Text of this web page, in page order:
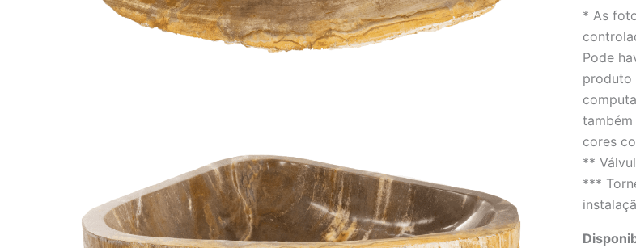
* As
Pode
produto
cores
**
***